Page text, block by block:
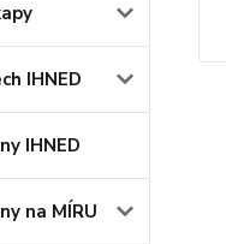
IHNED
IHNED
na MÍRU